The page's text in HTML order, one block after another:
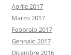
Aprile 2017
Marzo 2017
Febbraio 2017
Gennaio 2017
Dicembre 2016